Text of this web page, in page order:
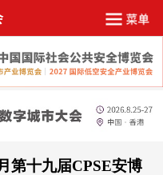
第十九届CPSE安博